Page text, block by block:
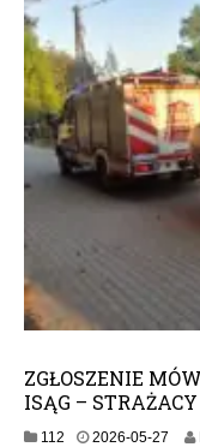
ZGŁOSZENIE
ISĄG –
112 2026-05-27